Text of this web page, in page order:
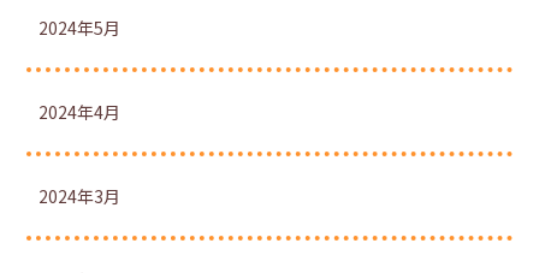
2024年5月
2024年4月
2024年3月